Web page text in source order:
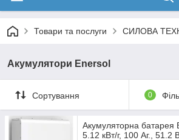
Товари та послуги СИЛОВА
Акумулятори Enersol
Сортування 0
Акумуляторна батарея
5.12 кВт/г, 100 Аг., 51.2